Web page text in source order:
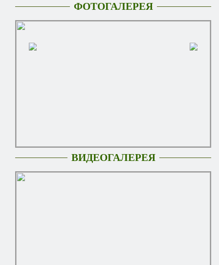
ФОТОГАЛЕРЕЯ
ВИДЕОГАЛЕРЕЯ